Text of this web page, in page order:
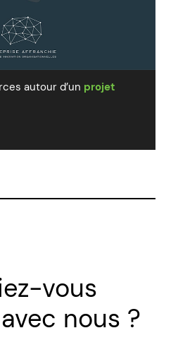
autour d’un projet
vous
nous ?